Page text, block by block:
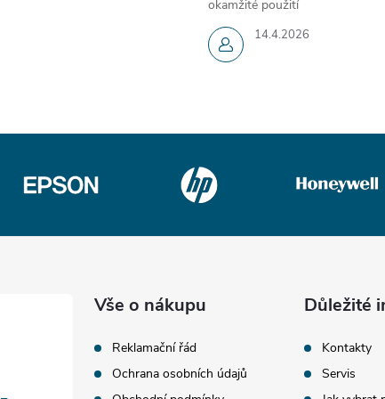
14.4.2026
okamžité použití
Vše o nákupu
Reklamační řád
Ochrana osobních údajů
Důležité
Kontakty
Servis